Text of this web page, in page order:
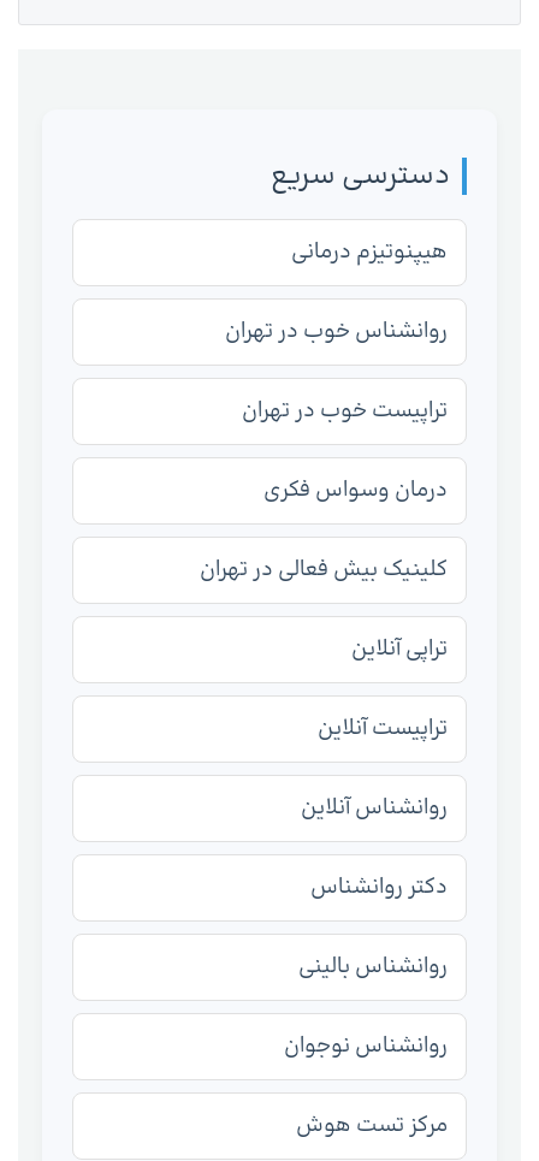
دسترسی سریع
هیپنوتیزم درمانی
روانشناس خوب در تهران
تراپیست خوب در تهران
درمان وسواس فکری
کلینیک بیش فعالی در تهران
تراپی آنلاین
تراپیست آنلاین
روانشناس آنلاین
دکتر روانشناس
روانشناس بالینی
روانشناس نوجوان
مرکز تست هوش